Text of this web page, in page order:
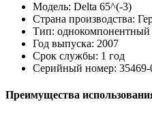
Модель: Delta 65^(-3)
Страна производства:
Тип: однокомпонентный
Год выпуска: 2007
Срок службы: 1 год
Серийный номер: 35469-
Преимущества